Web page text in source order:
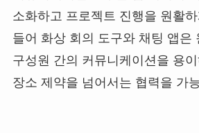
소화하고 프로젝트 진행을 원활
들어 화상 회의 도구와 채팅 앱은
구성원 간의 커뮤니케이션을 용
장소 제약을 넘어서는 협력을 가